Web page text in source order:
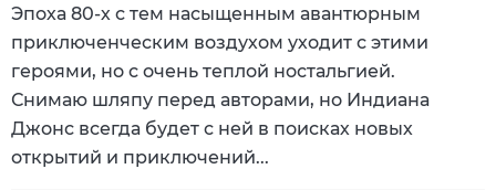
Эпоха 80-х с тем насыщенным авантюрным
приключенческим воздухом уходит с этими
героями, но с очень теплой ностальгией.
Снимаю шляпу перед авторами, но Индиана
Джонс всегда будет с ней в поисках новых
открытий и приключений...